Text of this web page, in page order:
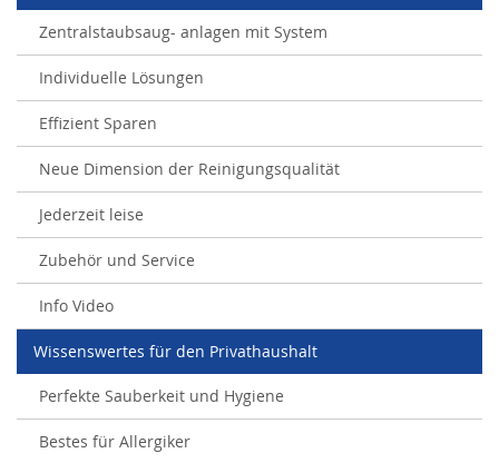
Zentralstaubsaug- anlagen mit System
Individuelle Lösungen
Effizient Sparen
Neue Dimension der Reinigungsqualität
Jederzeit leise
Zubehör und Service
Info Video
Wissenswertes für den Privathaushalt
Perfekte Sauberkeit und Hygiene
Bestes für Allergiker